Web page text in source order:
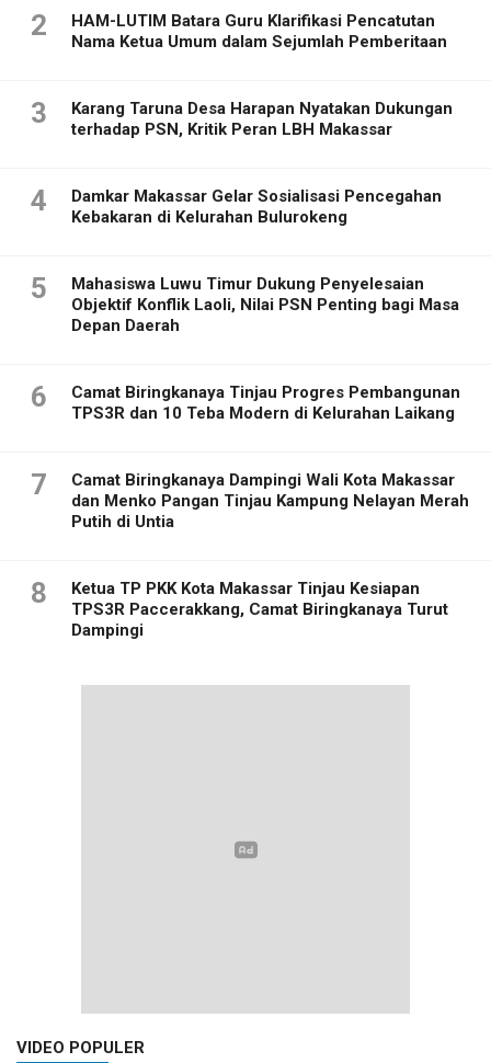
2
HAM-LUTIM Batara Guru Klarifikasi Pencatutan
Nama Ketua Umum dalam Sejumlah Pemberitaan
3
Karang Taruna Desa Harapan Nyatakan Dukungan
terhadap PSN, Kritik Peran LBH Makassar
4
Damkar Makassar Gelar Sosialisasi Pencegahan
Kebakaran di Kelurahan Bulurokeng
5
Mahasiswa Luwu Timur Dukung Penyelesaian
Objektif Konflik Laoli, Nilai PSN Penting bagi Masa
Depan Daerah
6
Camat Biringkanaya Tinjau Progres Pembangunan
TPS3R dan 10 Teba Modern di Kelurahan Laikang
7
Camat Biringkanaya Dampingi Wali Kota Makassar
dan Menko Pangan Tinjau Kampung Nelayan Merah
Putih di Untia
8
Ketua TP PKK Kota Makassar Tinjau Kesiapan
TPS3R Paccerakkang, Camat Biringkanaya Turut
Dampingi
VIDEO POPULER